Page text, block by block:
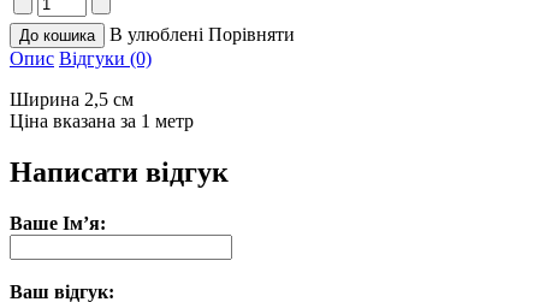
В улюблені Порівняти
Опис Відгуки (0)
Ширина 2,5 см
Ціна вказана за 1 метр
Написати відгук
Ваше Ім’я:
Ваш відгук: